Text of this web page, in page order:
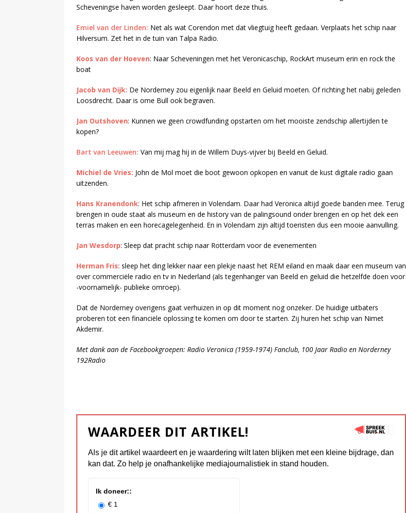
Scheveningse haven worden gesleept. Daar hoort deze thuis.
Emiel van der Linden: Net als wat Corendon met dat vliegtuig heeft gedaan. Verplaats het schip naar
Hilversum. Zet het in de tuin van Talpa Radio.
Koos van der Hoeven: Naar Scheveningen met het Veronicaschip, RockArt museum erin en rock the
boat
Jacob van Dijk: De Norderney zou eigenlijk naar Beeld en Geluid moeten. Of richting het nabij geleden
Loosdrecht. Daar is ome Bull ook begraven.
Jan Outshoven: Kunnen we geen crowdfunding opstarten om het mooiste zendschip allertijden te
kopen?
Bart van Leeuwen: Van mij mag hij in de Willem Duys-vijver bij Beeld en Geluid.
Michiel de Vries: John de Mol moet die boot gewoon opkopen en vanuit de kust digitale radio gaan
uitzenden.
Hans Kranendonk: Het schip afmeren in Volendam. Daar had Veronica altijd goede banden mee. Terug
brengen in oude staat als museum en de history van de palingsound onder brengen en op het dek een
terras maken en een horecagelegenheid. En in Volendam zijn altijd toeristen dus een mooie aanvulling.
Jan Wesdorp: Sleep dat pracht schip naar Rotterdam voor de evenementen
Herman Fris: sleep het ding lekker naar een plekje naast het REM eiland en maak daar een museum van
over commerciële radio en tv in Nederland (als tegenhanger van Beeld en geluid die hetzelfde doen voor
-voornamelijk- publieke omroep).
Dat de Norderney overigens gaat verhuizen in op dit moment nog onzeker. De huidige uitbaters
proberen tot een financiële oplossing te komen om door te starten. Zij huren het schip van Nimet
Akdemir.
Met dank aan de Facebookgroepen: Radio Veronica (1959-1974) Fanclub, 100 Jaar Radio en Norderney
192Radio
WAARDEER DIT ARTIKEL!
Als je dit artikel waardeert en je waardering wilt laten blijken met een kleine bijdrage, dan
kan dat. Zo help je onafhankelijke mediajournalistiek in stand houden.
Ik doneer::
€ 1